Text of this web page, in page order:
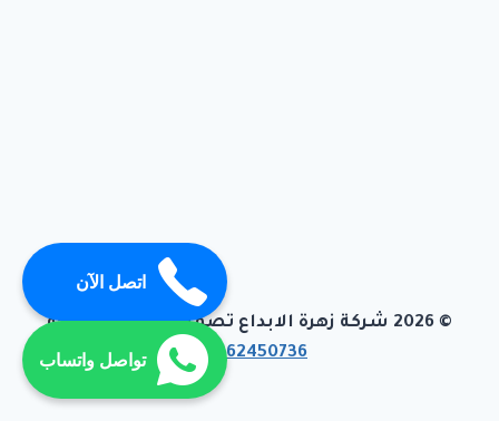
© 2026 شركة زهرة الابداع تصميم وبرمجة تيفاجو
01062450736
اتصل الآن
تواصل واتساب